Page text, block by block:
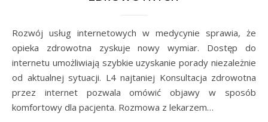
Rozwój usług internetowych w medycynie sprawia, że
opieka zdrowotna zyskuje nowy wymiar. Dostęp do
internetu umożliwiają szybkie uzyskanie porady niezależnie
od aktualnej sytuacji. L4 najtaniej Konsultacja zdrowotna
przez internet pozwala omówić objawy w sposób
komfortowy dla pacjenta. Rozmowa z lekarzem…